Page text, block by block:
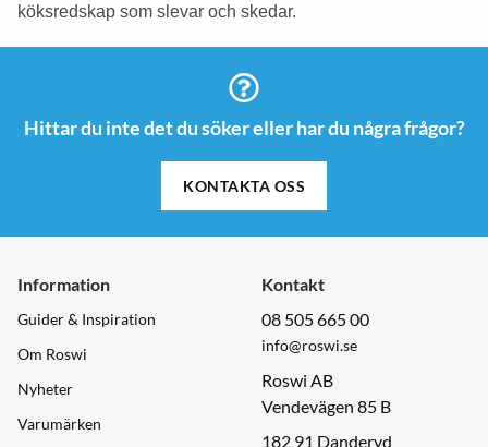
köksredskap som slevar och skedar.
Hittar du inte det du söker eller har du några frågor?
KONTAKTA OSS
Information
Guider & Inspiration
Om Roswi
Nyheter
Varumärken
Kontakt
08 505 665 00
info@roswi.se
Roswi AB
Vendevägen 85 B
182 91 Danderyd